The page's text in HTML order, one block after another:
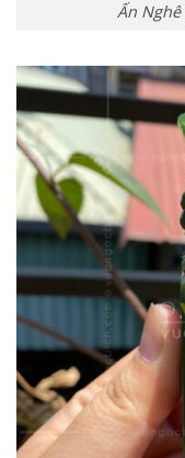
Ấn Nghê